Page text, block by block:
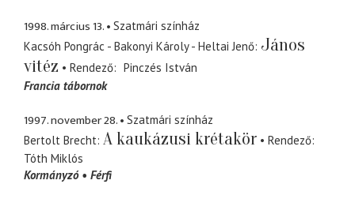
1998. március 13.
Szatmári színház
Kacsóh Pongrác - Bakonyi Károly - Heltai Jenő János
vitéz
Rendező
Pinczés István
Francia tábornok
1997. november 28.
Szatmári színház
Bertolt Brecht A kaukázusi krétakör
Rendező
Tóth Miklós
Kormányzó
Férfi